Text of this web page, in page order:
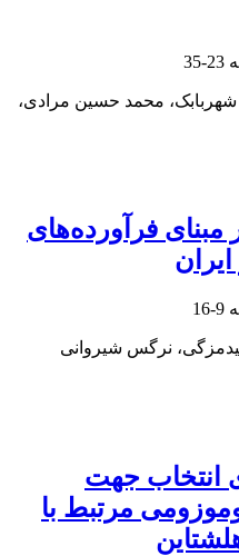
23-35
محمد حسین مرادی،
فرآورده‌های
9-16
نرگس شیروانی
انتخاب جهت
مرتبط با